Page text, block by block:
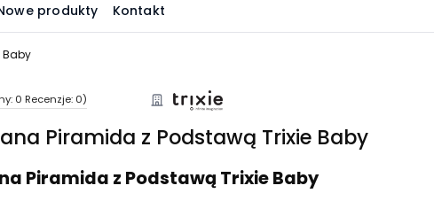
produkty Kontakt
Baby
0 Recenzje: 0)
Piramida z Podstawą Trixie Baby
Piramida z Podstawą Trixie Baby